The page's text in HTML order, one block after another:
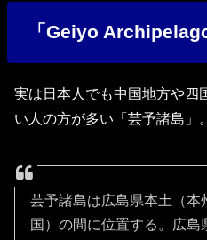
「Geiyo
実は日本人でも中国地方や四
い人の方が多い「芸予諸島」。
芸予諸島は広島県本土（本
国）の間に位置する。広